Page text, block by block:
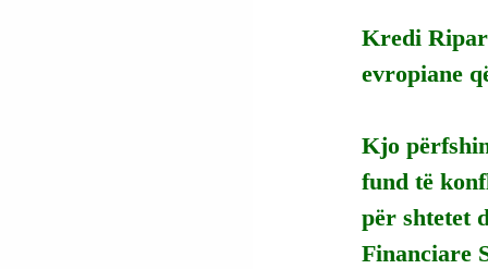
Kredi
evropiane
Kjo
fund të
për shtetet
Financiare